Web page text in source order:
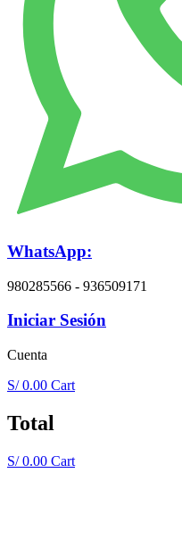
WhatsApp:
980285566 - 936509171
Iniciar Sesión
Cuenta
S/0.00 Cart
Total
S/0.00 Cart